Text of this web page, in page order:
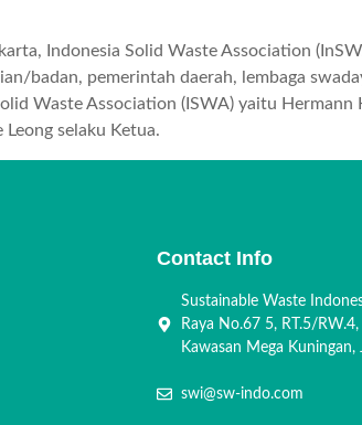
Indonesia Solid Waste Association
badan, pemerintah daerah, lembaga
Waste Association (ISWA) yaitu
selaku Ketua.
Contact Info
Sustainable Waste
Raya No.67 5, RT.5/
Kawasan Mega
swi@sw-indo.com